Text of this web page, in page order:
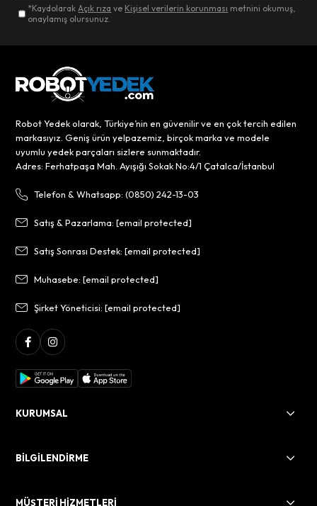
*KaydolarakAçık rıza ve Kişisel verilerin korunması metnini okumuş,
onaylamış olursunuz.
Robot Yedek olarak, Türkiye’nin en güvenilir ve en çok tercih edilen
markasıyız. Geniş ürün yelpazemiz, birçok marka ve modele
uyumlu yedek parçaları sizlere sunmaktadır.
Adres: Ferhatpaşa Mah. Ayışığı Sokak No:4/1 Çatalca/İstanbul
Telefon & Whatsapp: (0850) 242-13-03
Satış & Pazarlama:[email protected]
Satış Sonrası Destek:[email protected]
Muhasebe:[email protected]
Şirket Yöneticisi:[email protected]
KURUMSAL
BİLGİLENDİRME
MÜŞTERİ HİZMETLERİ